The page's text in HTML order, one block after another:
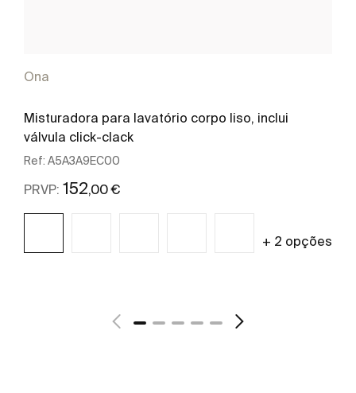
Ona
Misturadora para lavatório corpo liso, inclui
válvula click-clack
Ref: A5A3A9EC00
PRVP: 152,00 €
+ 2 opções